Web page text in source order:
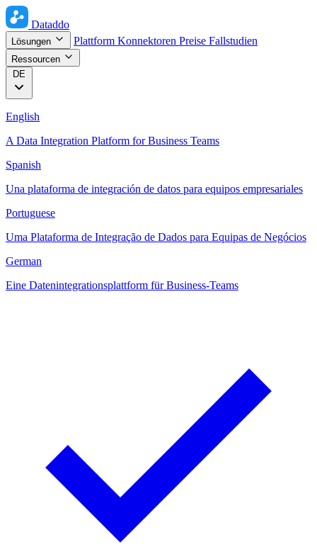
Dataddo
Lösungen Plattform Konnektoren Preise Fallstudien
Ressourcen
DE
English
A Data Integration Platform for Business Teams
Spanish
Una plataforma de integración de datos para equipos empresariales
Portuguese
Uma Plataforma de Integração de Dados para Equipas de Negócios
German
Eine Datenintegrationsplattform für Business-Teams